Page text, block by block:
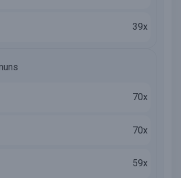
39x
70x
70x
59x